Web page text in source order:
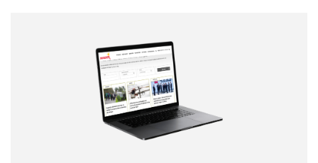
Correo electrónico
Tipo de comentario